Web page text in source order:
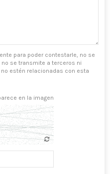
para poder contestarle, no se
se transmite a terceros ni
estén relacionadas con esta
en la imagen